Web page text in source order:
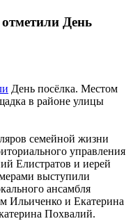
День
День посёлка. Местом
в районе улицы
семейной жизни
управления
Елистратов и иерей
выступили
ансамбля
Ильиченко и Екатерина
Похвалий.